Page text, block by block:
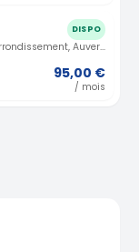
DISPO
18 Rue Paul Cazeneuve, Lyon 8e Arrondissement, Auvergne-Rhône-Alpes, France · 3.6 km
95,00 €
/ mois